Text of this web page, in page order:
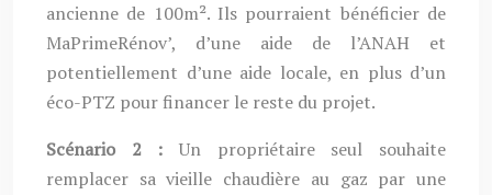
ancienne de 100m². Ils pourraient bénéficier de
MaPrimeRénov’, d’une aide de l’ANAH et
potentiellement d’une aide locale, en plus d’un
éco-PTZ pour financer le reste du projet.
Scénario 2 : Un propriétaire seul souhaite
remplacer sa vieille chaudière au gaz par une